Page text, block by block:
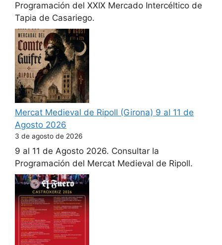
Programación del XXIX Mercado Intercéltico de
Tapia de Casariego.
Mercat Medieval de Ripoll (Girona) 9 al 11 de
Agosto 2026
3 de agosto de 2026
9 al 11 de Agosto 2026. Consultar la
Programación del Mercat Medieval de Ripoll.